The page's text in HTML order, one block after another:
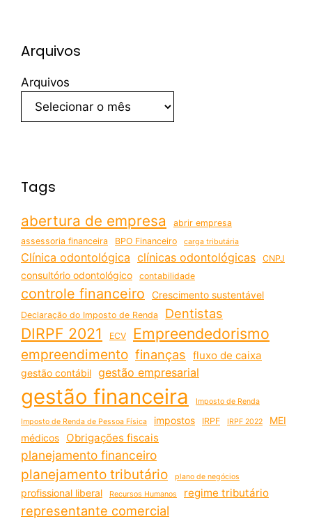
Arquivos
Arquivos
Tags
abertura de empresa
abrir empresa
assessoria financeira
BPO Financeiro carga tributária
Clínica odontológica clínicas odontológicas CNPJ
consultório odontológico contabilidade
controle financeiro Crescimento sustentável
Declaração do Imposto de Renda Dentistas
DIRPF 2021 ECV Empreendedorismo
empreendimento finanças fluxo de caixa
gestão contábil gestão empresarial
gestão financeira Imposto de Renda
Imposto de Renda de Pessoa Física impostos IRPF IRPF 2022
MEI
médicos
Obrigações fiscais
planejamento financeiro
planejamento tributário plano de negócios
profissional liberal Recursos Humanos regime tributário
representante comercial